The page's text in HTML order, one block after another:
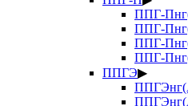
ППГ-
ППГ-
ППГ-
ППГ-
ППГЭ▶